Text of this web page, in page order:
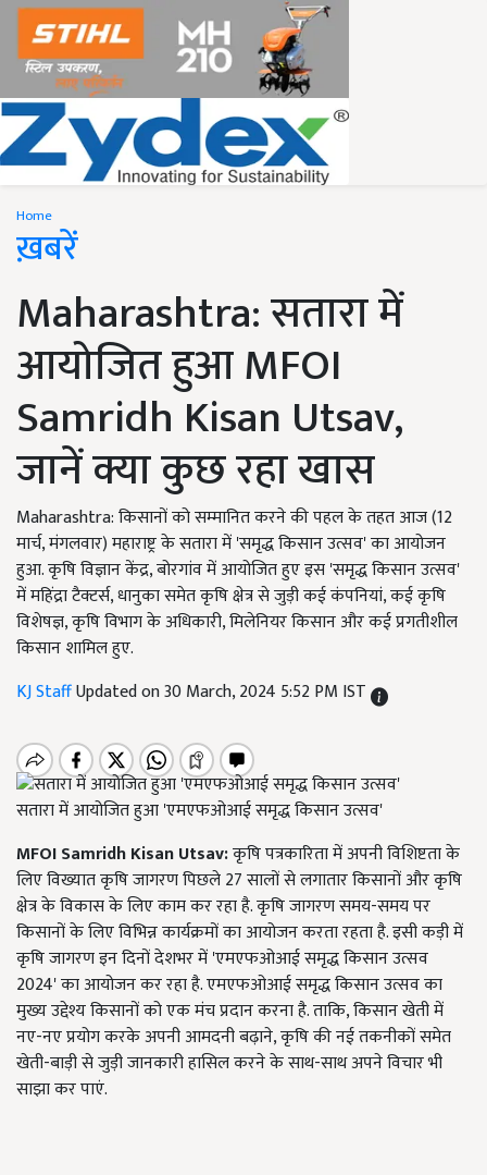
Home
ख़बरें
Maharashtra: सतारा में
आयोजित हुआ MFOI
Samridh Kisan Utsav,
जानें क्या कुछ रहा खास
Maharashtra: किसानों को सम्मानित करने की पहल के तहत आज (12
मार्च, मंगलवार) महाराष्ट्र के सतारा में 'समृद्ध किसान उत्सव' का आयोजन
हुआ. कृषि विज्ञान केंद्र, बोरगांव में आयोजित हुए इस 'समृद्ध किसान उत्सव'
में महिंद्रा टैक्टर्स, धानुका समेत कृषि क्षेत्र से जुड़ी कई कंपनियां, कई कृषि
विशेषज्ञ, कृषि विभाग के अधिकारी, मिलेनियर किसान और कई प्रगतीशील
किसान शामिल हुए.
KJ StaffUpdated on 30 March, 2024 5:52 PM IST
सतारा में आयोजित हुआ 'एमएफओआई समृद्ध किसान उत्सव'
MFOI Samridh Kisan Utsav:कृषि पत्रकारिता में अपनी विशिष्टता के
लिए विख्यात कृषि जागरण पिछले 27 सालों से लगातार किसानों और कृषि
क्षेत्र के विकास के लिए काम कर रहा है. कृषि जागरण समय-समय पर
किसानों के लिए विभिन्न कार्यक्रमों का आयोजन करता रहता है. इसी कड़ी में
कृषि जागरण इन दिनों देशभर में 'एमएफओआई समृद्ध किसान उत्सव
2024' का आयोजन कर रहा है. एमएफओआई समृद्ध किसान उत्सव का
मुख्य उद्देश्य किसानों को एक मंच प्रदान करना है. ताकि, किसान खेती में
नए-नए प्रयोग करके अपनी आमदनी बढ़ाने, कृषि की नई तकनीकों समेत
खेती-बाड़ी से जुड़ी जानकारी हासिल करने के साथ-साथ अपने विचार भी
साझा कर पाएं.